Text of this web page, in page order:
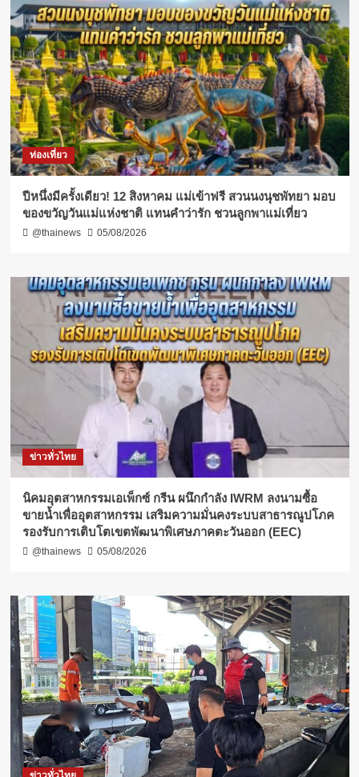
ท่องเที่ยว
ปีหนึ่งมีครั้งเดียว! 12 สิงหาคม แม่เข้าฟรี สวนนงนุชพัทยา มอบ
ของขวัญวันแม่แห่งชาติ แทนคำว่ารัก ชวนลูกพาแม่เที่ยว
@thainews 05/08/2026
ข่าวทั่วไทย
​นิคมอุตสาหกรรมเอเพ็กซ์ กรีน ผนึกกำลัง IWRM ลงนามซื้อ
ขายน้ำเพื่ออุตสาหกรรม เสริมความมั่นคงระบบสาธารณูปโภค
รองรับการเติบโตเขตพัฒนาพิเศษภาคตะวันออก (EEC)
@thainews 05/08/2026